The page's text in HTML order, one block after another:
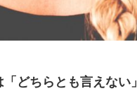
どちらとも言えない」